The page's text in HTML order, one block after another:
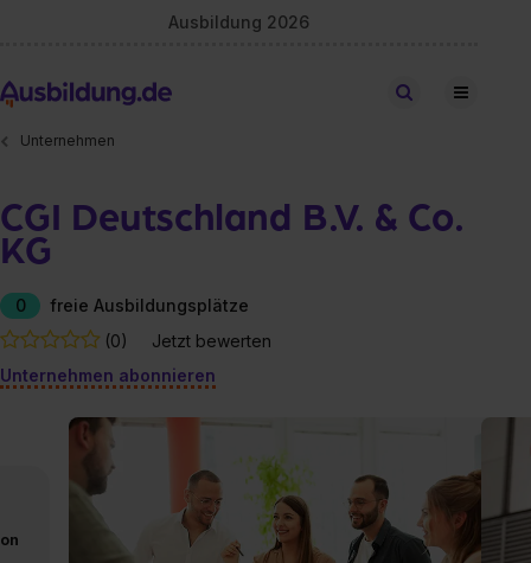
Ausbildung 2026
Stellen finden
Unternehmen
CGI Deutschland B.V. & Co.
KG
0
freie Ausbildungsplätze
(0)
Jetzt bewerten
Unternehmen abonnieren